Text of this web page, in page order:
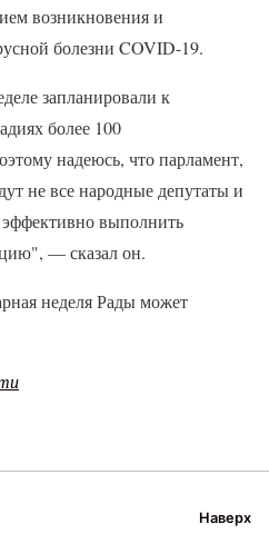
возникновения и
болезни COVID-19.
запланировали к
более 100
надеюсь, что парламент,
не все народные депутаты и
выполнить
— сказал он.
неделя Рады может
Наверх